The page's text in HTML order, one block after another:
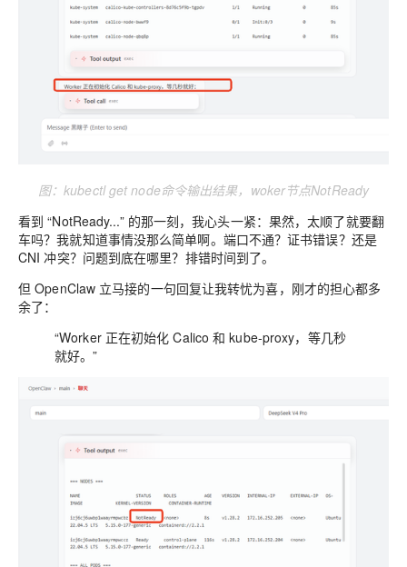
图：kubectl get node命令输出结果，woker节点NotReady
看到 “NotReady...” 的那一刻，我心头一紧：果然，太顺了就要翻
车吗？我就知道事情没那么简单啊。端口不通？证书错误？还是
CNI 冲突？问题到底在哪里？排错时间到了。
但 OpenClaw 立马接的一句回复让我转忧为喜，刚才的担心都多
余了：
“Worker 正在初始化 Calico 和 kube-proxy，等几秒
就好。”